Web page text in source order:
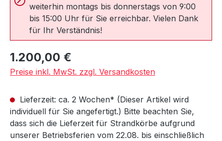
weiterhin montags bis donnerstags von 9:00
bis 15:00 Uhr für Sie erreichbar. Vielen Dank
für Ihr Verständnis!
Regulärer Preis:
1.200,00 €
Preise inkl. MwSt. zzgl. Versandkosten
Lieferzeit: ca. 2 Wochen* (Dieser Artikel wird
individuell für Sie angefertigt.) Bitte beachten Sie,
dass sich die Lieferzeit für Strandkörbe aufgrund
unserer Betriebsferien vom 22.08. bis einschließlich